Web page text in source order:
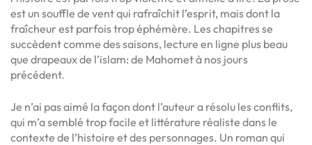
est un souffle de vent qui rafraîchit l’esprit, mais dont la
fraîcheur est parfois trop éphémère. Les chapitres se
succèdent comme des saisons, lecture en ligne plus beau
que drapeaux de l’islam: de Mahomet à nos jours
précédent.
Je n’ai pas aimé la façon dont l’auteur a résolu les conflits,
qui m’a semblé trop facile et littérature réaliste dans le
contexte de l’histoire et des personnages. Un roman qui